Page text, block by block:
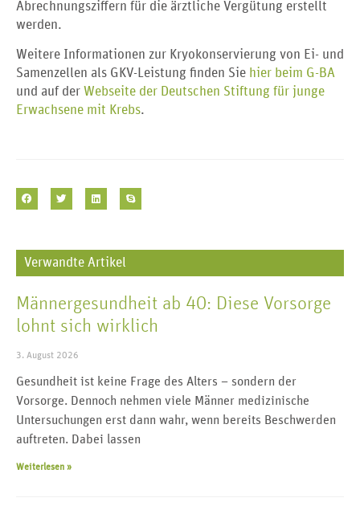
Abrechnungsziffern für die ärztliche Vergütung erstellt
werden.
Weitere Informationen zur Kryokonservierung von Ei- und
Samenzellen als GKV-Leistung finden Sie hier beim G-BA
und auf der Webseite der Deutschen Stiftung für junge
Erwachsene mit Krebs.
Verwandte Artikel
Männergesundheit ab 40: Diese Vorsorge
lohnt sich wirklich
3. August 2026
Gesundheit ist keine Frage des Alters – sondern der
Vorsorge. Dennoch nehmen viele Männer medizinische
Untersuchungen erst dann wahr, wenn bereits Beschwerden
auftreten. Dabei lassen
Weiterlesen »